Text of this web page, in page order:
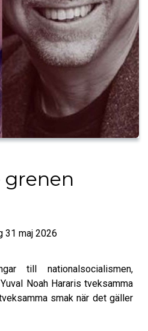
grenen
31 maj 2026
till nationalsocialismen,
Noah Hararis tveksamma
smak när det gäller